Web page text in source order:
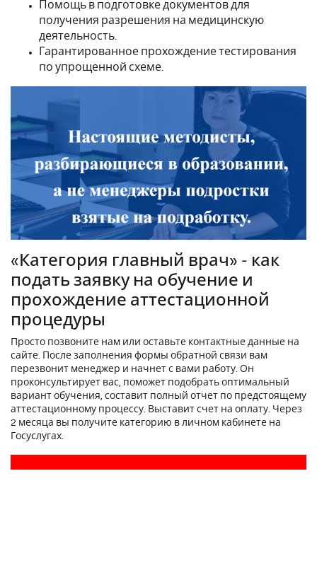
Помощь в подготовке документов для
получения разрешения на медицинскую
деятельность.
Гарантированное прохождение тестирования
по упрощенной схеме.
«Категория главный врач» - как
подать заявку на обучение и
прохождение аттестационной
процедуры
Просто позвоните нам или оставьте контактные данные на
сайте. После заполнения формы обратной связи вам
перезвонит менеджер и начнет с вами работу. Он
проконсультирует вас, поможет подобрать оптимальный
вариант обучения, составит полный отчет по предстоящему
аттестационному процессу. Выставит счет на оплату. Через
2 месяца вы получите категорию в личном кабинете на
Госуслугах.